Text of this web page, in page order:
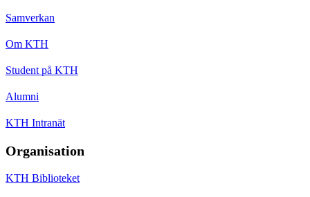
Samverkan
Om KTH
Student på KTH
Alumni
KTH Intranät
Organisation
KTH Biblioteket